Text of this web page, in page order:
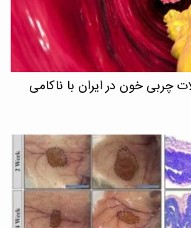
چربی خون در ایران با ناکامی